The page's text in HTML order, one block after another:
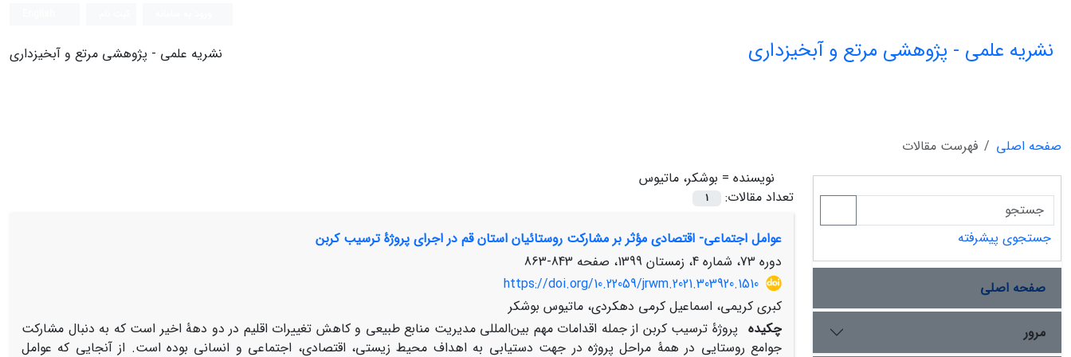
نشریه علمی - پژوهشی مرتع و آبخیزداری نشریه علمی - پژوهشی مرتع و آبخیزداری
صفحه اصلی
فهرست مقالات
نویسنده = بوشکر، ماتیوس
تعداد مقالات:
1
عوامل اجتماعی- اقتصادی مؤثر بر مشارکت روستائیان استان قم در اجرای پروژۀ ترسیب کربن
دوره 73، شماره 4، زمستان 1399، صفحه
843-863
https://doi.org/10.22059/jrwm.2021.303920.1510
کبری کریمی، اسماعیل کرمی دهکردی، ماتیوس بوشکر
چکیده پروژۀ ترسیب کربن از جمله اقدامات مهم بین‌المللی مدیریت منابع طبیعی و کاهش تغییرات اقلیم در دو دهۀ اخیر است که به دنبال مشارکت
جوامع روستایی در همۀ مراحل پروژه در جهت دستیابی به اهداف محیط زیستی، اقتصادی، اجتماعی و انسانی بوده است. از آنجایی که عوامل
جستجوی پیشرفته
صفحه اصلی
مرور